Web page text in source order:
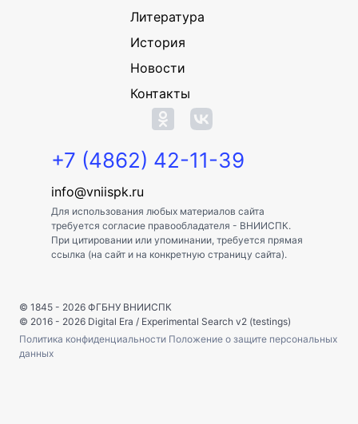
Литература
История
Новости
Контакты
+7 (4862) 42-11-39
info@vniispk.ru
Для использования любых материалов сайта
требуется согласие правообладателя - ВНИИСПК.
При цитировании или упоминании, требуется прямая
ссылка (на сайт и на конкретную страницу сайта).
© 1845 - 2026 ФГБНУ ВНИИСПК
© 2016 - 2026 Digital Era / Experimental Search v2 (testings)
Политика конфиденциальности Положение о защите персональных
данных